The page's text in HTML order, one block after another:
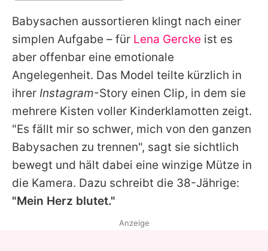
Alle Themen auf Promiflash
Jobs
App runterladen
Team
Redaktionelle Richtlinien
Impressum
Datenschutzerklärung
Nutzungsbedingungen
Babysachen aussortieren klingt nach einer
simplen Aufgabe – für Lena Gercke ist es
aber offenbar eine emotionale
Angelegenheit. Das Model teilte kürzlich in
ihrer Instagram-Story einen Clip, in dem sie
mehrere Kisten voller Kinderklamotten zeigt.
"Es fällt mir so schwer, mich von den ganzen
Babysachen zu trennen", sagt sie sichtlich
bewegt und hält dabei eine winzige Mütze in
die Kamera. Dazu schreibt die 38-Jährige:
"Mein Herz blutet."
Anzeige